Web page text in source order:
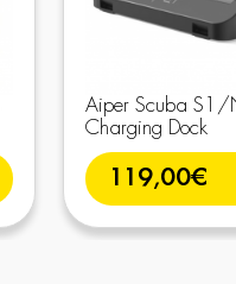
Aiper Scuba S1/
Charging Dock
119,00€